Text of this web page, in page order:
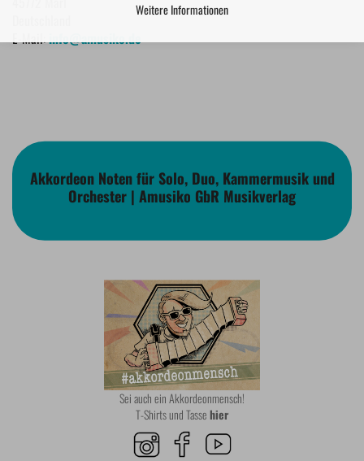
Weitere Informationen
E-Mail:info@amusiko.de
Akkordeon Noten für Solo, Duo, Kammermusik und
Orchester | Amusiko GbR Musikverlag
Sei auch ein Akkordeonmensch!
T-Shirts und Tassehier